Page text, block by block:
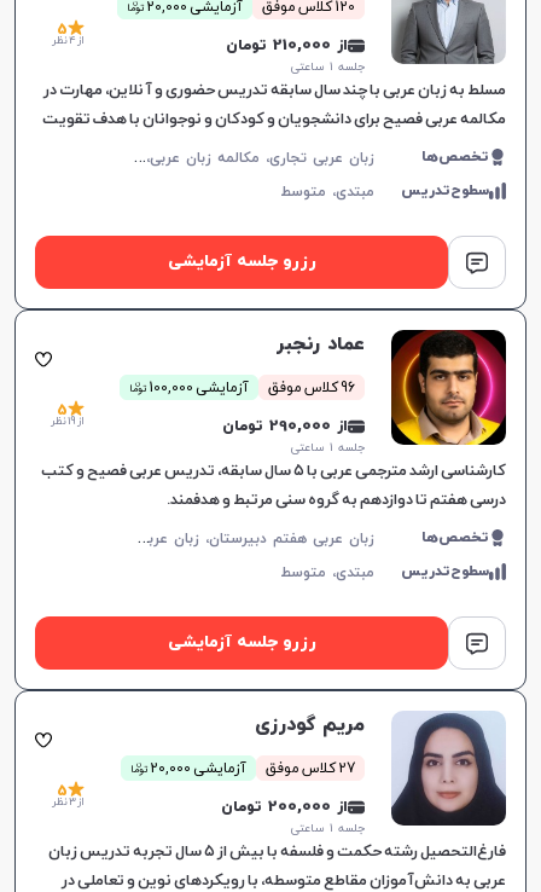
بیگانه نداریم و مجبوریم همه چیز را از پایه شروع کنیم برای
مثال زبان چینی.
120 کلاس موفق آزمایشی 20,000 توما
ن
از 210,000 تومان
جلسه ۱ ساعتی
5
از 4 نظر
مسلط به زبان عربی با چند سال سابقه تدریس حضوری و آنلاین، مهارت در
مکالمه عربی فصیح برای دانشجویان و کودکان و نوجوانان با هدف تقویت
مهارت‌های زبانی.
تخصص‌ها ز
بان عربی تجاری، مکالمه زبان عربی، زبان عربی عمومی، زبان عربی کودکان، زبان عربی هفتم دبیرستان، زبان عربی هشتم دبیرستان، زبان عربی نهم دبیرستان، زبان عربی دهم دبیرستان، زبان عربی یازدهم دبیرستان، زبان عربی دوازدهم دبیرستان، زبان عربی کنکور سراسری، عربی فصیح
سطوح‌تدریس مبتدی، متوسط
رزرو جلسه آزمایشی
عماد رنجبر
96 کلاس موفق آزمایشی 100,000 توما
ن
از 290,000 تومان
جلسه ۱ ساعتی
5
از 19 نظر
کارشناسی ارشد مترجمی عربی با ۵ سال سابقه، تدریس عربی فصیح و کتب
درسی هفتم تا دوازدهم به گروه سنی مرتبط و هدفمند.
تخصص‌ها ز
بان عربی هفتم دبیرستان، زبان عربی هشتم دبیرستان، زبان عربی نهم دبیرستان، زبان عربی دهم دبیرستان، زبان عربی یازدهم دبیرستان، زبان عربی دوازدهم دبیرستان، عربی فصیح
سطوح‌تدریس مبتدی، متوسط
رزرو جلسه آزمایشی
مریم گودرزی
27 کلاس موفق آزمایشی 20,000 توما
ن
از 200,000 تومان
جلسه ۱ ساعتی
5
از 3 نظر
فارغ‌التحصیل رشته حکمت و فلسفه با بیش از ۵ سال تجربه تدریس زبان
عربی به دانش‌آموزان مقاطع متوسطه، با رویکردهای نوین و تعاملی در